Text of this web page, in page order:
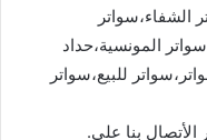
الشفاء،سواتر
المونسية،حداد
للبيع،سواتر
بنا على.